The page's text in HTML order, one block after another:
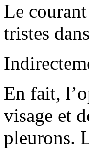
Le
tristes
En fait,
visage et
pleurons.